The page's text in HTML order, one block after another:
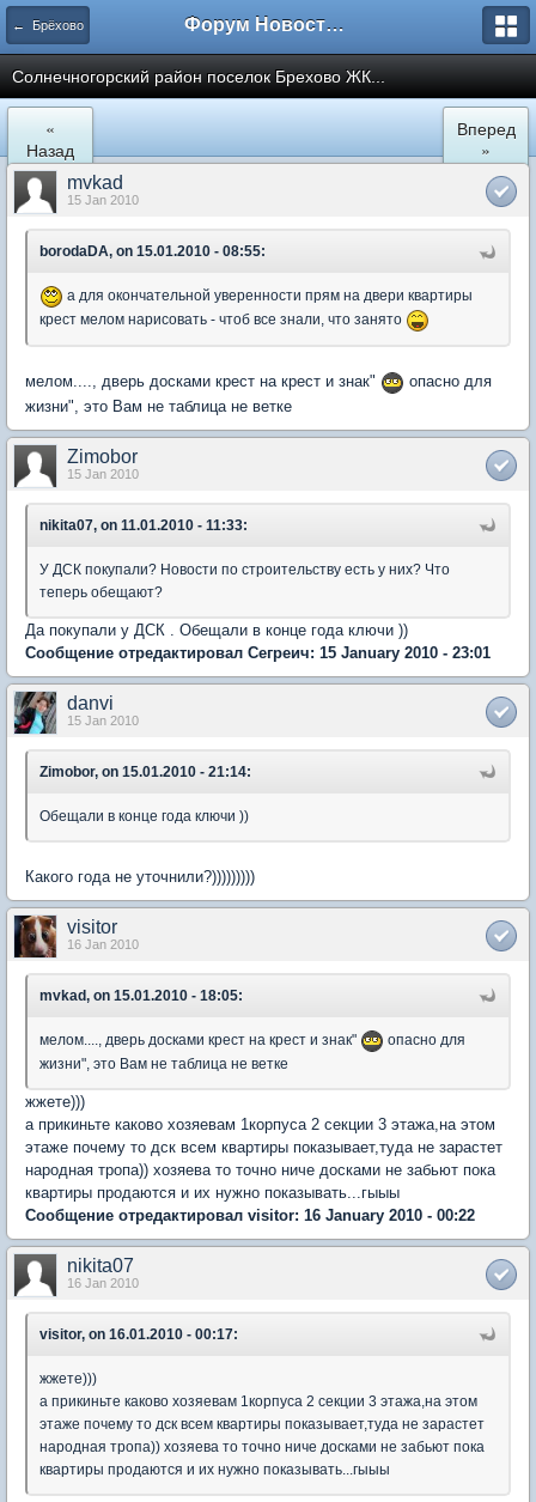
← Брёхово Форум Новостройки
Cолнечногорский район поселок Брехово ЖК...
«
Назад
Вперед
»
mvkad
15 Jan 2010
borodaDA, on 15.01.2010 - 08:55:
а для окончательной уверенности прям на двери квартиры
крест мелом нарисовать - чтоб все знали, что занято
мелом...., дверь досками крест на крест и знак"
опасно для
жизни", это Вам не таблица не ветке
Zimobor
15 Jan 2010
nikita07, on 11.01.2010 - 11:33:
У ДСК покупали? Новости по строительству есть у них? Что
теперь обещают?
Да покупали у ДСК . Обещали в конце года ключи ))
Сообщение отредактировал Сегреич: 15 January 2010 - 23:01
danvi
15 Jan 2010
Zimobor, on 15.01.2010 - 21:14:
Обещали в конце года ключи ))
Какого года не уточнили?)))))))))
visitor
16 Jan 2010
mvkad, on 15.01.2010 - 18:05:
мелом...., дверь досками крест на крест и знак"
опасно для
жизни", это Вам не таблица не ветке
жжете)))
а прикиньте каково хозяевам 1корпуса 2 секции 3 этажа,на этом
этаже почему то дск всем квартиры показывает,туда не зарастет
народная тропа)) хозяева то точно ниче досками не забьют пока
квартиры продаются и их нужно показывать...гыыы
Сообщение отредактировал visitor: 16 January 2010 - 00:22
nikita07
16 Jan 2010
visitor, on 16.01.2010 - 00:17:
жжете)))
а прикиньте каково хозяевам 1корпуса 2 секции 3 этажа,на этом
этаже почему то дск всем квартиры показывает,туда не зарастет
народная тропа)) хозяева то точно ниче досками не забьют пока
квартиры продаются и их нужно показывать...гыыы